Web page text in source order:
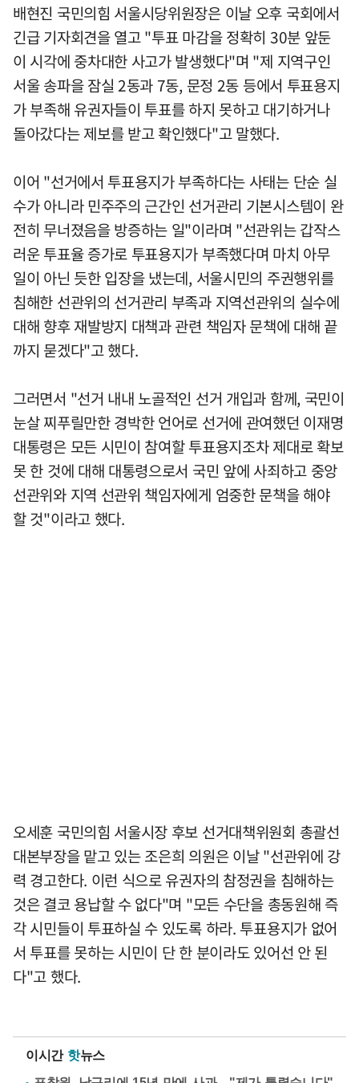
배현진 국민의힘 서울시당위원장은 이날 오후 국회에서
긴급 기자회견을 열고 "투표 마감을 정확히 30분 앞둔
이 시각에 중차대한 사고가 발생했다"며 "제 지역구인
서울 송파을 잠실 2동과 7동, 문정 2동 등에서 투표용지
가 부족해 유권자들이 투표를 하지 못하고 대기하거나
돌아갔다는 제보를 받고 확인했다"고 말했다.
이어 "선거에서 투표용지가 부족하다는 사태는 단순 실
수가 아니라 민주주의 근간인 선거관리 기본시스템이 완
전히 무너졌음을 방증하는 일"이라며 "선관위는 갑작스
러운 투표율 증가로 투표용지가 부족했다며 마치 아무
일이 아닌 듯한 입장을 냈는데, 서울시민의 주권행위를
침해한 선관위의 선거관리 부족과 지역선관위의 실수에
대해 향후 재발방지 대책과 관련 책임자 문책에 대해 끝
까지 묻겠다"고 했다.
그러면서 "선거 내내 노골적인 선거 개입과 함께, 국민이
눈살 찌푸릴만한 경박한 언어로 선거에 관여했던 이재명
대통령은 모든 시민이 참여할 투표용지조차 제대로 확보
못 한 것에 대해 대통령으로서 국민 앞에 사죄하고 중앙
선관위와 지역 선관위 책임자에게 엄중한 문책을 해야
할 것"이라고 했다.
오세훈 국민의힘 서울시장 후보 선거대책위원회 총괄선
대본부장을 맡고 있는 조은희 의원은 이날 "선관위에 강
력 경고한다. 이런 식으로 유권자의 참정권을 침해하는
것은 결코 용납할 수 없다"며 "모든 수단을 총동원해 즉
각 시민들이 투표하실 수 있도록 하라. 투표용지가 없어
서 투표를 못하는 시민이 단 한 분이라도 있어선 안 된
다"고 했다.
이시간 핫뉴스